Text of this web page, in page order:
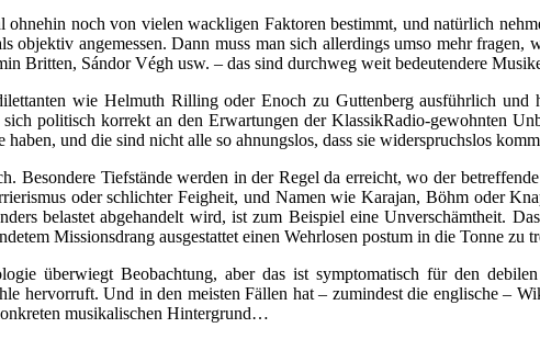
noch von vielen wackligen Faktoren bestimmt, und natürlich
objektiv angemessen. Dann muss man sich allerdings umso mehr
Britten, Sándor Végh usw. – das sind durchweg weit bedeutendere
wie Helmuth Rilling oder Enoch zu Guttenberg ausführlich
sich politisch korrekt an den Erwartungen der KlassikRadio-gewohnten
haben, und die sind nicht alle so ahnungslos, dass sie widerspruchslos
Besondere Tiefstände werden in der Regel da erreicht, wo der
oder schlichter Feigheit, und Namen wie Karajan, Böhm oder
belastet abgehandelt wird, ist zum Beispiel eine Unverschämtheit.
Missionsdrang ausgestattet einen Wehrlosen postum in die Tonne zu
überwiegt Beobachtung, aber das ist symptomatisch für den debilen
hervorruft. Und in den meisten Fällen hat – zumindest die englische –
musikalischen Hintergrund…